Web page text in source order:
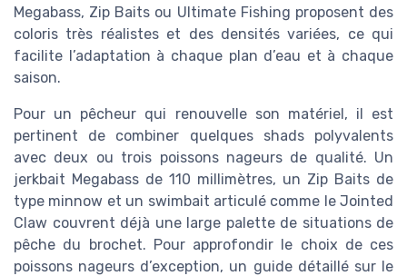
Megabass, Zip Baits ou Ultimate Fishing proposent des
coloris très réalistes et des densités variées, ce qui
facilite l’adaptation à chaque plan d’eau et à chaque
saison.
Pour un pêcheur qui renouvelle son matériel, il est
pertinent de combiner quelques shads polyvalents
avec deux ou trois poissons nageurs de qualité. Un
jerkbait Megabass de 110 millimètres, un Zip Baits de
type minnow et un swimbait articulé comme le Jointed
Claw couvrent déjà une large palette de situations de
pêche du brochet. Pour approfondir le choix de ces
poissons nageurs d’exception, un guide détaillé sur le